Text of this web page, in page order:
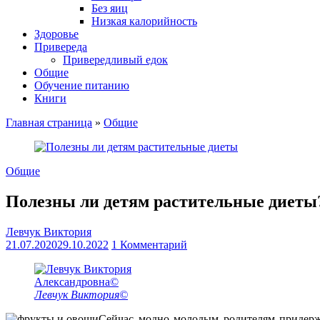
Без яиц
Низкая калорийность
Здоровье
Привереда
Привередливый едок
Общие
Обучение питанию
Книги
Главная страница » Общие
Общие
Полезны ли детям растительные
Левчук Виктория
21.07.202029.10.2022 1 Комментарий
Левчук Виктория©